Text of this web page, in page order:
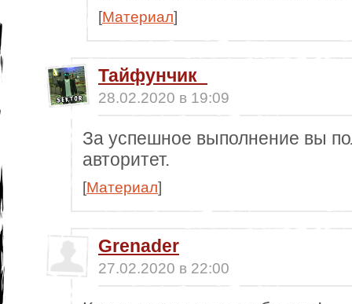
[Материал]
Тайфунчик_
28.02.2020 в 19:09
За успешное выполнение вы
авторитет.
[Материал]
Grenader
27.02.2020 в 22:00